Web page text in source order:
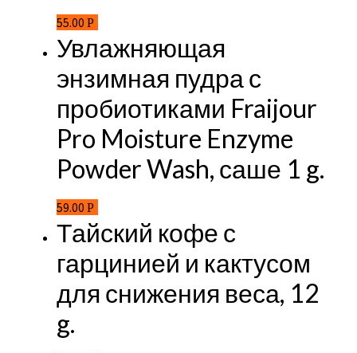
55.00 Р
Увлажняющая
энзимная пудра с
пробиотиками Fraijour
Pro Moisture Enzyme
Powder Wash, саше 1 g.
59.00 Р
Тайский кофе с
гарцинией и кактусом
для снижения веса, 12
g.